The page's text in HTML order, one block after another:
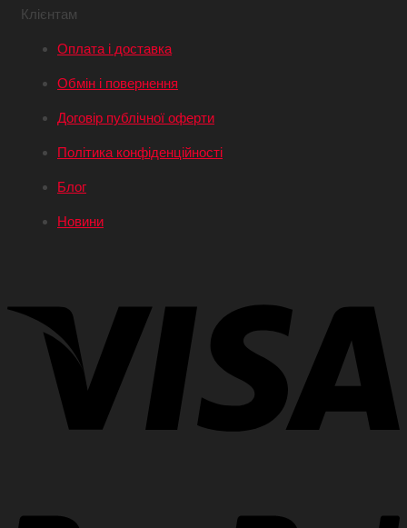
Клієнтам
Оплата і доставка
Обмін і повернення
Договір публічної оферти
Політика конфіденційності
Блог
Новини